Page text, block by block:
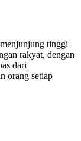
tinggi
rakyat, dengan
dari
orang setiap